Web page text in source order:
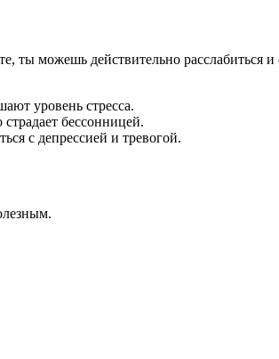
ты можешь действительно расслабиться и
уровень стресса.
бессонницей.
с депрессией и тревогой.